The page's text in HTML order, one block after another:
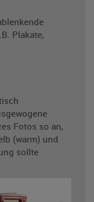
Plakate,
Fotos so an,
(warm) und
sollte